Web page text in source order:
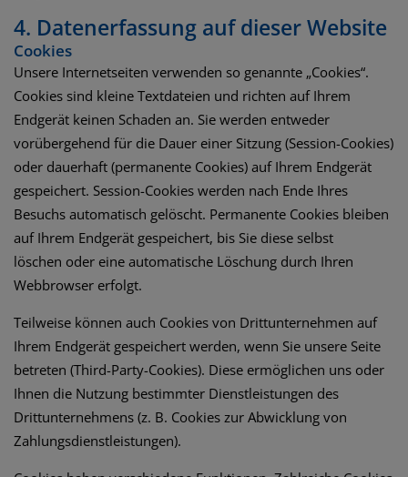
4. Datenerfassung auf dieser Website
Cookies
Unsere Internetseiten verwenden so genannte „Cookies“.
Cookies sind kleine Textdateien und richten auf Ihrem
Endgerät keinen Schaden an. Sie werden entweder
vorübergehend für die Dauer einer Sitzung (Session-Cookies)
oder dauerhaft (permanente Cookies) auf Ihrem Endgerät
gespeichert. Session-Cookies werden nach Ende Ihres
Besuchs automatisch gelöscht. Permanente Cookies bleiben
auf Ihrem Endgerät gespeichert, bis Sie diese selbst
löschen oder eine automatische Löschung durch Ihren
Webbrowser erfolgt.
Teilweise können auch Cookies von Drittunternehmen auf
Ihrem Endgerät gespeichert werden, wenn Sie unsere Seite
betreten (Third-Party-Cookies). Diese ermöglichen uns oder
Ihnen die Nutzung bestimmter Dienstleistungen des
Drittunternehmens (z. B. Cookies zur Abwicklung von
Zahlungsdienstleistungen).